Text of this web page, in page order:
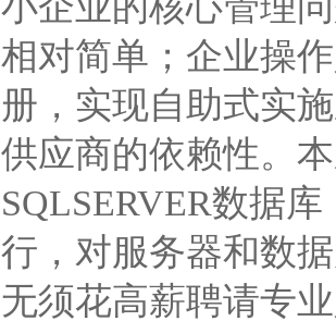
相对简单；企业操
册，实现自助式实
供应商的依赖性。
SQLSERVER数据
行，对服务器和数
无须花高薪聘请专